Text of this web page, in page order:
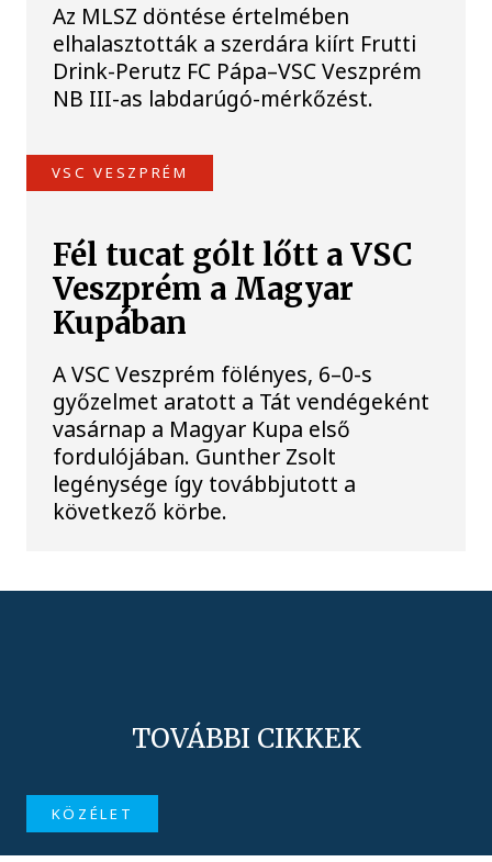
Az MLSZ döntése értelmében
elhalasztották a szerdára kiírt Frutti
Drink-Perutz FC Pápa–VSC Veszprém
NB III-as labdarúgó-mérkőzést.
VSC VESZPRÉM
Fél tucat gólt lőtt a VSC
Veszprém a Magyar
Kupában
A VSC Veszprém fölényes, 6–0-s
győzelmet aratott a Tát vendégeként
vasárnap a Magyar Kupa első
fordulójában. Gunther Zsolt
legénysége így továbbjutott a
következő körbe.
TOVÁBBI CIKKEK
KÖZÉLET